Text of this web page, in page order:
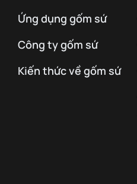
Ứng dụng gốm sứ
Công ty gốm sứ
Kiến thức về gốm sứ